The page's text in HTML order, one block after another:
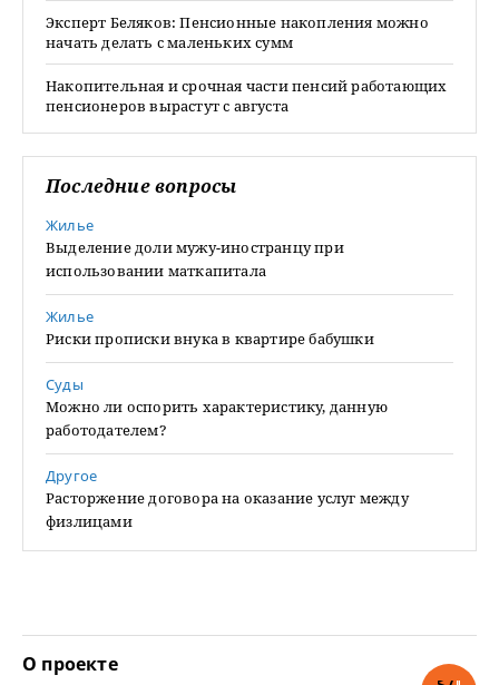
Эксперт Беляков: Пенсионные накопления можно
начать делать с маленьких сумм
Накопительная и срочная части пенсий работающих
пенсионеров вырастут с августа
Последние вопросы
Жилье
Выделение доли мужу-иностранцу при
использовании маткапитала
Жилье
Риски прописки внука в квартире бабушки
Суды
Можно ли оспорить характеристику, данную
работодателем?
Другое
Расторжение договора на оказание услуг между
физлицами
О проекте